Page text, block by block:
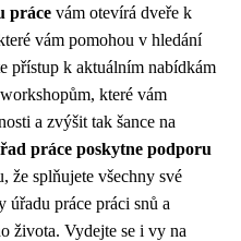
práce vám otevírá dveře k
vám pomohou v hledání
přístup k aktuálním nabídkám
které vám
a zvýšit tak šance na
práce poskytne podporu
že splňujete všechny své
práce práci snů a
života. Vydejte se i vy na